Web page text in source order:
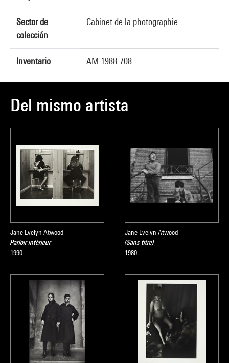
Sector de
colección
Cabinet de la photographie
Inventario AM 1988-708
Del mismo artista
Jane Evelyn Atwood
Parloir intérieur
1990
Jane Evelyn Atwood
(Sans titre)
1980